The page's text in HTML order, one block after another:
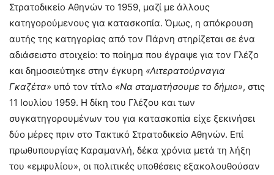
Στρατοδικείο Αθηνών το 1959, μαζί με άλλους
κατηγορούμενους για κατασκοπία. Όμως, η απόκρουση
αυτής της κατηγορίας από τον Πάρνη στηρίζεται σε ένα
αδιάσειστο στοιχείο: το ποίημα που έγραψε για τον Γλέζο
και δημοσιεύτηκε στην έγκυρη «Λιτερατούρναγια
Γκαζέτα» υπό τον τίτλο «Να σταματήσουμε το δήμιο», στις
11 Ιουλίου 1959. Η δίκη του Γλέζου και των
συγκατηγορουμένων του για κατασκοπία είχε ξεκινήσει
δύο μέρες πριν στο Τακτικό Στρατοδικείο Αθηνών. Επί
πρωθυπουργίας Καραμανλή, δέκα χρόνια μετά τη λήξη
του «εμφυλίου», οι πολιτικές υποθέσεις εξακολουθούσαν